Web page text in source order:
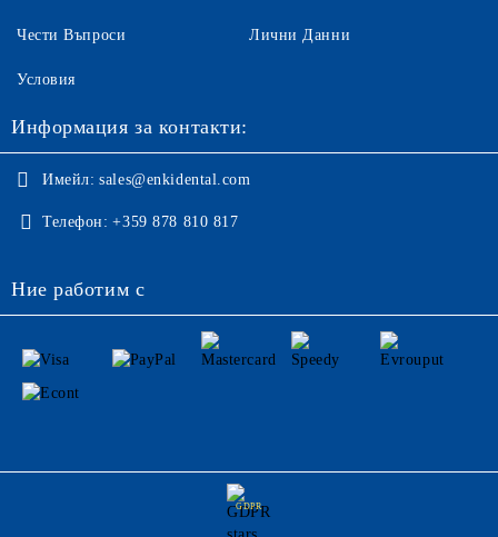
Чести Въпроси Лични Данни
Условия
Информация за контакти:
Имейл: sales@enkidental.com
Телефон: +359 878 810 817
Ние работим с
GDPR